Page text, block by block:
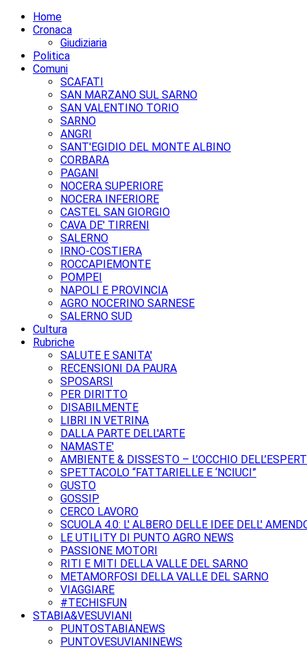
Home
Cronaca
Giudiziaria
Politica
Comuni
SCAFATI
SAN MARZANO SUL SARNO
SAN VALENTINO TORIO
SARNO
ANGRI
SANT'EGIDIO DEL MONTE ALBINO
CORBARA
PAGANI
NOCERA SUPERIORE
NOCERA INFERIORE
CASTEL SAN GIORGIO
CAVA DE' TIRRENI
SALERNO
IRNO-COSTIERA
ROCCAPIEMONTE
POMPEI
NAPOLI E PROVINCIA
AGRO NOCERINO SARNESE
SALERNO SUD
Cultura
Rubriche
SALUTE E SANITA'
RECENSIONI DA PAURA
SPOSARSI
PER DIRITTO
DISABILMENTE
LIBRI IN VETRINA
DALLA PARTE DELL'ARTE
NAMASTE'
AMBIENTE & DISSESTO – L’OCCHIO
SPETTACOLO “FATTARIELLE E ‘NCIUCI”
GUSTO
GOSSIP
CERCO LAVORO
SCUOLA 4.0: L' ALBERO DELLE IDEE DELL'
LE UTILITY DI PUNTO AGRO NEWS
PASSIONE MOTORI
RITI E MITI DELLA VALLE DEL SARNO
METAMORFOSI DELLA VALLE DEL SARNO
VIAGGIARE
#TECHISFUN
STABIA&VESUVIANI
PUNTOSTABIANEWS
PUNTOVESUVIANINEWS